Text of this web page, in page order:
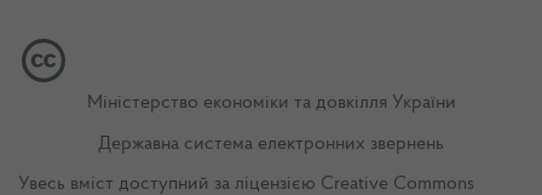
Міністерство економіки та довкілля України
Державна система електронних звернень
Увесь вміст доступний за ліцензією Creative Commons